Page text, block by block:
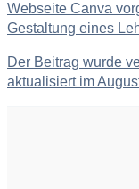
Webseite Canva
Gestaltung eines
Der Beitrag wurde
aktualisiert im